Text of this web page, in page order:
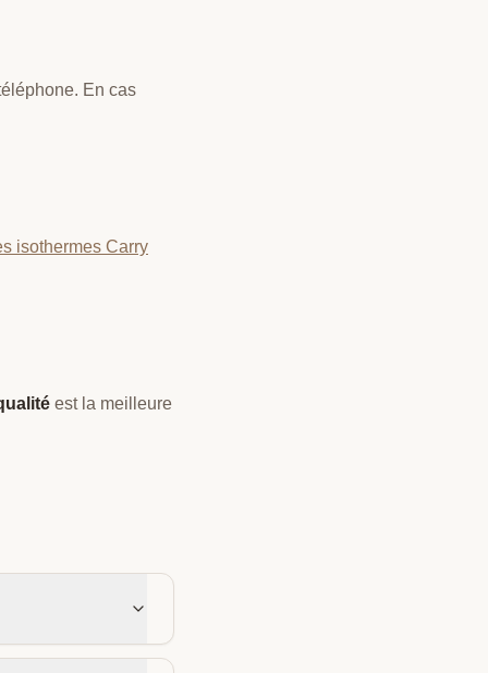
En cas
isothermes Carry
est la meilleure